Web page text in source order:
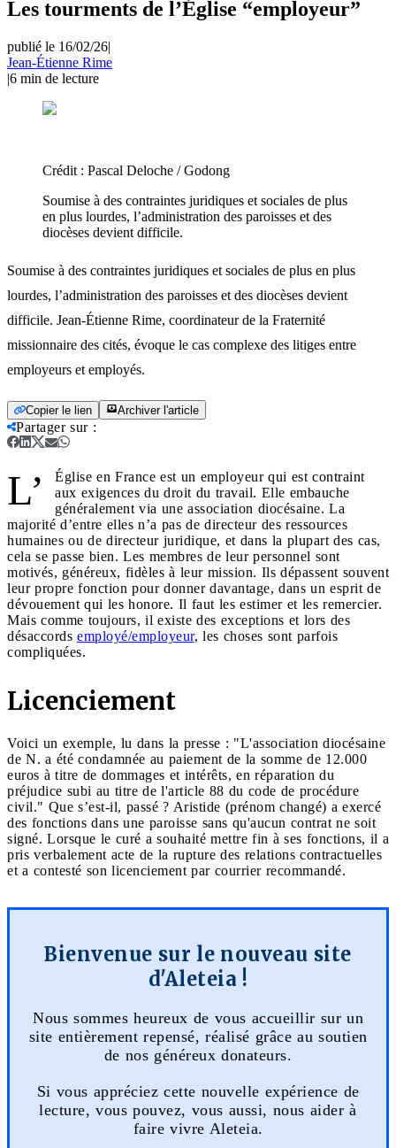
Les tourments de l’Église “employeur”
publié le 16/02/26|
Jean-Étienne Rime
|6 min de lecture
Crédit : Pascal Deloche / Godong
Soumise à des contraintes juridiques et sociales de plus
en plus lourdes, l’administration des paroisses et des
diocèses devient difficile.
Soumise à des contraintes juridiques et sociales de plus en plus
lourdes, l’administration des paroisses et des diocèses devient
difficile. Jean-Étienne Rime, coordinateur de la Fraternité
missionnaire des cités, évoque le cas complexe des litiges entre
employeurs et employés.
Copier le lien Archiver l'article
Partager sur:
L’
Église en France est un employeur qui est contraint
aux exigences du droit du travail. Elle embauche
généralement via une association diocésaine. La
majorité d’entre elles n’a pas de directeur des ressources
humaines ou de directeur juridique, et dans la plupart des cas,
cela se passe bien. Les membres de leur personnel sont
motivés, généreux, fidèles à leur mission. Ils dépassent souvent
leur propre fonction pour donner davantage, dans un esprit de
dévouement qui les honore. Il faut les estimer et les remercier.
Mais comme toujours, il existe des exceptions et lors des
désaccords employé/employeur, les choses sont parfois
compliquées.
Licenciement
Voici un exemple, lu dans la presse : "L'association diocésaine
de N. a été condamnée au paiement de la somme de 12.000
euros à titre de dommages et intérêts, en réparation du
préjudice subi au titre de l'article 88 du code de procédure
civil." Que s’est-il, passé ? Aristide (prénom changé) a exercé
des fonctions dans une paroisse sans qu'aucun contrat ne soit
signé. Lorsque le curé a souhaité mettre fin à ses fonctions, il a
pris verbalement acte de la rupture des relations contractuelles
et a contesté son licenciement par courrier recommandé.
Bienvenue sur le nouveau site
d'Aleteia !
Nous sommes heureux de vous accueillir sur un
site entièrement repensé, réalisé grâce au soutien
de nos généreux donateurs.
Si vous appréciez cette nouvelle expérience de
lecture, vous pouvez, vous aussi, nous aider à
faire vivre Aleteia.